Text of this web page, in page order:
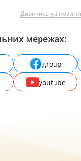
Дивитись усі новини
мережах:
group
youtube